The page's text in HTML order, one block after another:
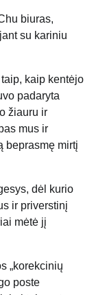
biuras,
su kariniu
kaip kentėjo
padaryta
žiauru ir
mus ir
beprasmę mirtį
dėl kurio
ir priverstinį
mėtė jį
„korekcinių
poste